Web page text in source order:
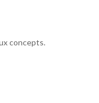
concepts.